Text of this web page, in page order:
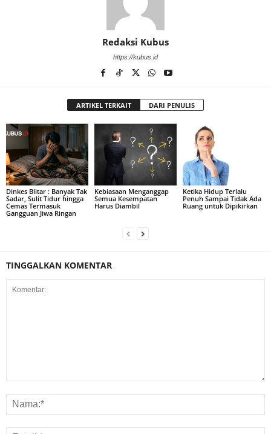
Redaksi Kubus
https://kubus.id
ARTIKEL TERKAIT DARI PENULIS
Dinkes Blitar : Banyak Tak
Sadar, Sulit Tidur hingga
Cemas Termasuk
Gangguan Jiwa Ringan
Kebiasaan Menganggap
Semua Kesempatan
Harus Diambil
Ketika Hidup Terlalu
Penuh Sampai Tidak Ada
Ruang untuk Dipikirkan
TINGGALKAN KOMENTAR